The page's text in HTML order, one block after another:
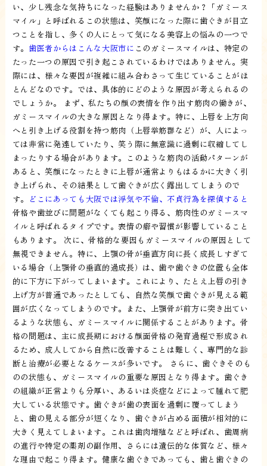
い、少し残念な気持ちになった経験はありませんか？「ガミース
マイル」と呼ばれるこの状態は、笑顔になった際に歯ぐきが目立
つことを指し、多くの人にとって気になる美容上の悩みの一つで
す。 歯医者からはこんな大阪市に このガミースマイルは、特定の
たった一つの原因で引き起こされているわけではありません。実
際には、様々な要因が複雑に組み合わさって生じていることがほ
とんどなのです。では、具体的にどのような原因が考えられるの
でしょうか。 まず、私たちの顔の表情を作り出す筋肉の働きが、
ガミースマイルの大きな原因となり得ます。特に、上唇を上方向
へと引き上げる役割を持つ筋肉（上唇挙筋群など）が、人によっ
ては非常に発達していたり、笑う際に無意識に過剰に収縮してし
まったりする場合があります。このような筋肉の活動パターンが
あると、笑顔になったときに上唇が通常よりもはるかに大きく引
き上げられ、その結果として歯ぐきが広く露出してしまうので
す。
どこにあっても大阪では浮気や不倫、不貞行為を探偵すると
骨格や歯並びに問題がなくても起こり得る、筋肉性のガミースマ
イルと呼ばれるタイプです。表情の癖や習慣が影響していること
もあります。 次に、骨格的な要因もガミースマイルの原因として
無視できません。特に、上顎の骨が垂直方向に長く成長しすぎて
いる場合（上顎骨の垂直的過成長）は、歯や歯ぐきの位置も全体
的に下方に下がってしまいます。これにより、たとえ上唇の引き
上げ方が普通であったとしても、自然な笑顔で歯ぐきが見える範
囲が広くなってしまうのです。また、上顎骨が前方に突き出てい
るような状態も、ガミースマイルに関係することがあります。骨
格の問題は、主に成長期における顔面骨格の発育過程で形成され
るため、成人してから自然に改善することは難しく、専門的な診
断と治療が必要となるケースが多いです。 さらに、歯ぐきそのも
のの状態も、ガミースマイルの重要な原因となり得ます。歯ぐき
の組織が正常よりも分厚い、あるいは炎症などによって腫れて肥
大している状態です。歯ぐきが歯の表面を過剰に覆ってしまう
と、歯の見える部分が短くなり、歯ぐきが占める面積が相対的に
大きく見えてしまいます。これは歯肉増殖などと呼ばれ、歯周病
の進行や特定の薬剤の副作用、さらには遺伝的な体質など、様々
な理由で起こり得ます。健康な歯ぐきであっても、歯と歯ぐきの